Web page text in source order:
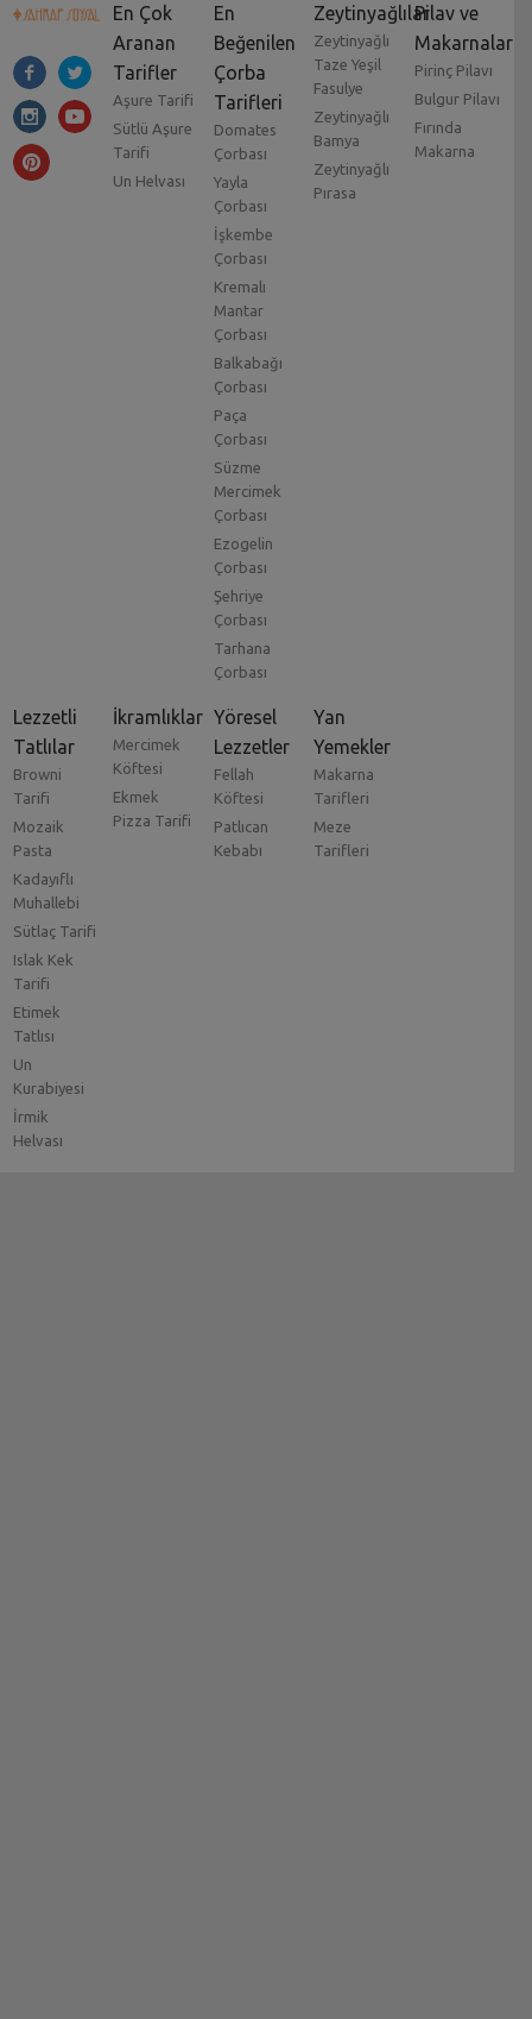
En Çok
Aranan
Tarifler
Aşure Tarifi
Sütlü Aşure
Tarifi
Un Helvası
En
Beğenilen
Çorba
Tarifleri
Domates
Çorbası
Yayla
Çorbası
İşkembe
Çorbası
Kremalı
Mantar
Çorbası
Balkabağı
Çorbası
Paça
Çorbası
Süzme
Mercimek
Çorbası
Ezogelin
Çorbası
Şehriye
Çorbası
Tarhana
Çorbası
Zeytinyağlılar
Zeytinyağlı
Taze Yeşil
Fasulye
Zeytinyağlı
Bamya
Zeytinyağlı
Pırasa
Pilav ve
Makarnalar
Pirinç Pilavı
Bulgur Pilavı
Fırında
Makarna
Lezzetli
Tatlılar
Browni
Tarifi
Mozaik
Pasta
Kadayıflı
Muhallebi
Sütlaç Tarifi
Islak Kek
Tarifi
Etimek
Tatlısı
Un
Kurabiyesi
İrmik
Helvası
İkramlıklar
Mercimek
Köftesi
Ekmek
Pizza Tarifi
Yöresel
Lezzetler
Fellah
Köftesi
Patlıcan
Kebabı
Yan
Yemekler
Makarna
Tarifleri
Meze
Tarifleri